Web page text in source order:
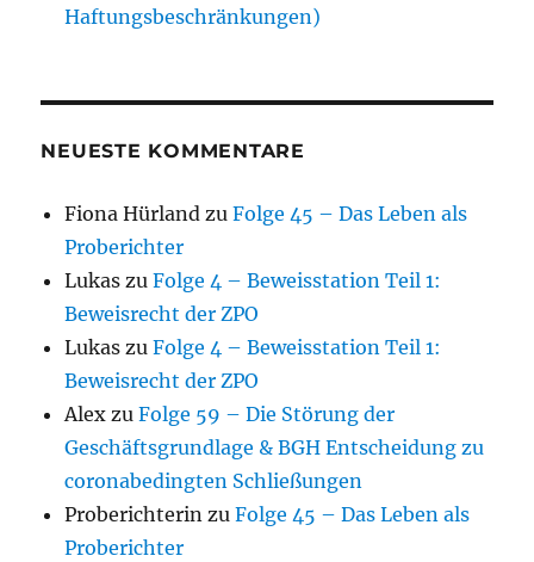
Haftungsbeschränkungen)
NEUESTE KOMMENTARE
Fiona Hürland zuFolge 45 – Das Leben als
Proberichter
Lukas zuFolge 4 – Beweisstation Teil 1:
Beweisrecht der ZPO
Lukas zuFolge 4 – Beweisstation Teil 1:
Beweisrecht der ZPO
Alex zuFolge 59 – Die Störung der
Geschäftsgrundlage & BGH Entscheidung zu
coronabedingten Schließungen
Proberichterin zuFolge 45 – Das Leben als
Proberichter